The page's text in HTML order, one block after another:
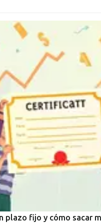
plazo fijo y cómo sacar